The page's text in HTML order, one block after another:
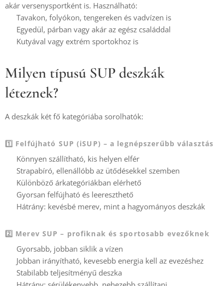
akár versenysportként is. Használható:
✔️ Tavakon, folyókon, tengereken és vadvízen is
✔️ Egyedül, párban vagy akár az egész családdal
✔️ Kutyával vagy extrém sportokhoz is
Milyen típusú SUP deszkák
léteznek?
A deszkák két fő kategóriába sorolhatók:
1️⃣ Felfújható SUP (iSUP) – a legnépszerűbb választás
✅ Könnyen szállítható, kis helyen elfér
✅ Strapabíró, ellenállóbb az ütődésekkel szemben
✅ Különböző árkategóriákban elérhető
✅ Gyorsan felfújható és leereszthető
🔴 Hátrány: kevésbé merev, mint a hagyományos deszkák
2️⃣ Merev SUP – profiknak és sportosabb evezőknek
✅ Gyorsabb, jobban siklik a vízen
✅ Jobban irányítható, kevesebb energia kell az evezéshez
✅ Stabilabb teljesítményű deszka